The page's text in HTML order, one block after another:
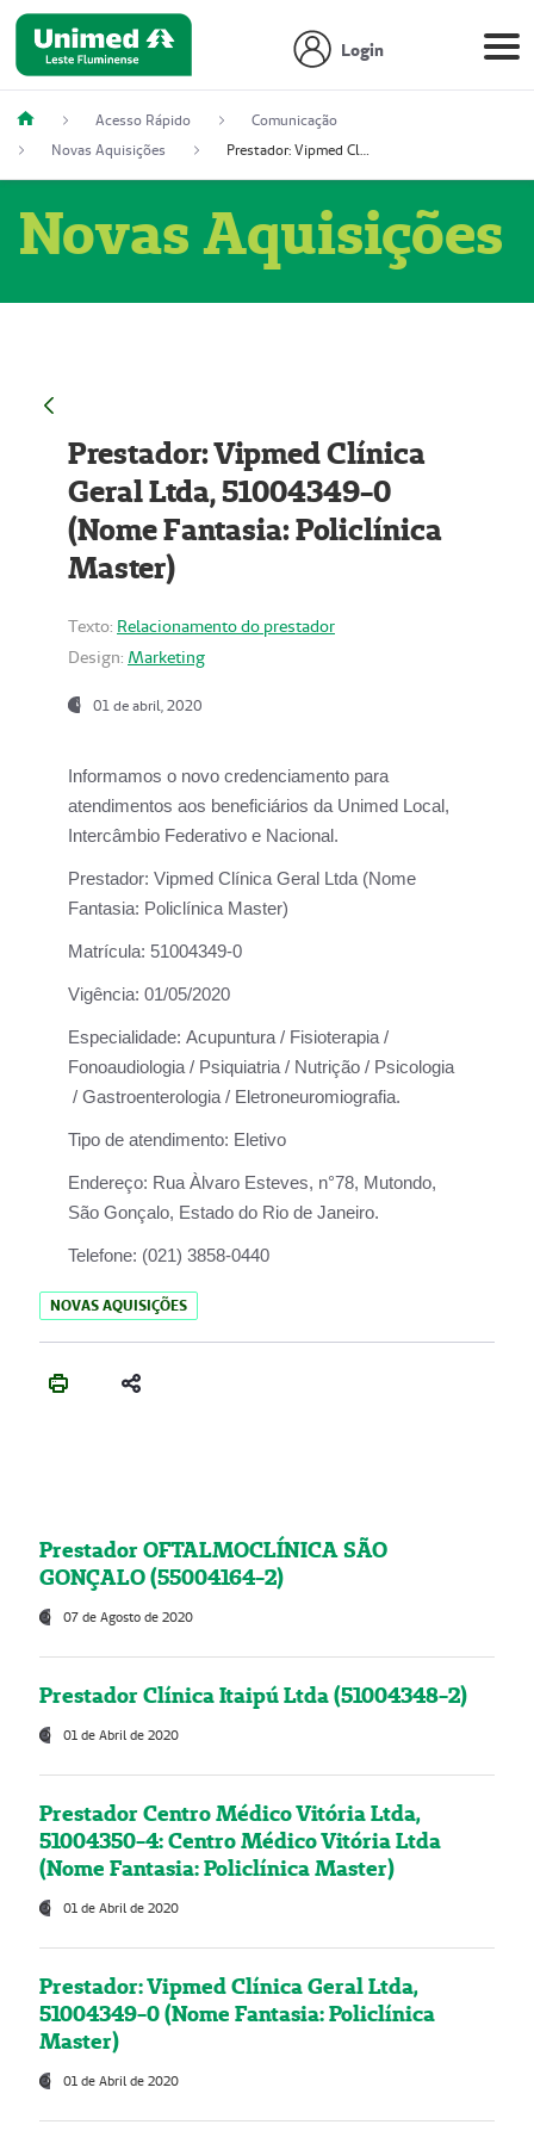
Login
Acesso Rápido
Comunicação
Novas Aquisições
Prestador: Vipmed Clínica Geral Ltda, 51004349-0 (Nome Fantasia: Policlínica Master)
Novas Aquisições
Prestador: Vipmed Clínica
Geral Ltda, 51004349-0
(Nome Fantasia: Policlínica
Master)
Texto: Relacionamento do prestador
Design: Marketing
01 de abril, 2020
Informamos o novo credenciamento para
atendimentos aos beneficiários da Unimed Local,
Intercâmbio Federativo e Nacional.
Prestador: Vipmed Clínica Geral Ltda (Nome
Fantasia: Policlínica Master)
Matrícula: 51004349-0
Vigência: 01/05/2020
Especialidade: Acupuntura / Fisioterapia /
Fonoaudiologia / Psiquiatria / Nutrição / Psicologia
/ Gastroenterologia / Eletroneuromiografia.
Tipo de atendimento: Eletivo
Endereço: Rua Àlvaro Esteves, n°78, Mutondo,
São Gonçalo, Estado do Rio de Janeiro.
Telefone: (021) 3858-0440
NOVAS AQUISIÇÕES
Prestador OFTALMOCLÍNICA SÃO
GONÇALO (55004164-2)
07 de Agosto de 2020
Prestador Clínica Itaipú Ltda (51004348-2)
01 de Abril de 2020
Prestador Centro Médico Vitória Ltda,
51004350-4: Centro Médico Vitória Ltda
(Nome Fantasia: Policlínica Master)
01 de Abril de 2020
Prestador: Vipmed Clínica Geral Ltda,
51004349-0 (Nome Fantasia: Policlínica
Master)
01 de Abril de 2020